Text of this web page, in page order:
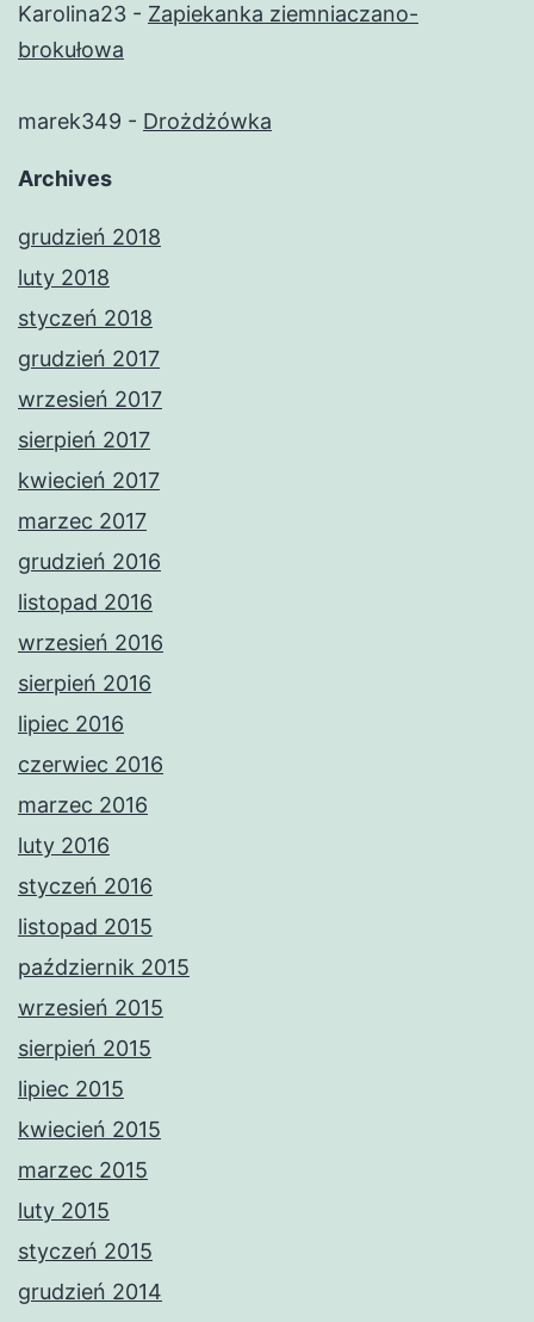
Karolina23 - Zapiekanka ziemniaczano-
brokułowa
marek349 - Drożdżówka
Archives
grudzień 2018
luty 2018
styczeń 2018
grudzień 2017
wrzesień 2017
sierpień 2017
kwiecień 2017
marzec 2017
grudzień 2016
listopad 2016
wrzesień 2016
sierpień 2016
lipiec 2016
czerwiec 2016
marzec 2016
luty 2016
styczeń 2016
listopad 2015
październik 2015
wrzesień 2015
sierpień 2015
lipiec 2015
kwiecień 2015
marzec 2015
luty 2015
styczeń 2015
grudzień 2014